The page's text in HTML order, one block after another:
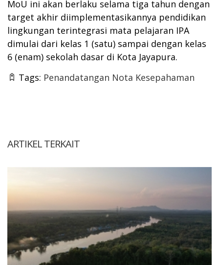
MoU ini akan berlaku selama tiga tahun dengan
target akhir diimplementasikannya pendidikan
lingkungan terintegrasi mata pelajaran IPA
dimulai dari kelas 1 (satu) sampai dengan kelas
6 (enam) sekolah dasar di Kota Jayapura.
Tags: Penandatangan Nota Kesepahaman
ARTIKEL TERKAIT